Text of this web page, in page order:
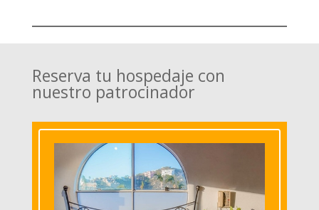
Reserva tu hospedaje con
nuestro patrocinador